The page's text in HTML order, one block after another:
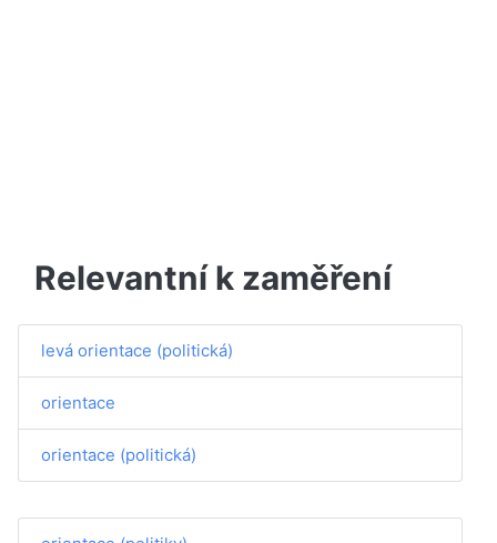
Relevantní k zaměření
levá orientace (politická)
orientace
orientace (politická)